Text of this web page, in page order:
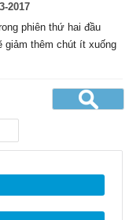
2017
phiên thứ hai đầu
giảm thêm chút ít xuống